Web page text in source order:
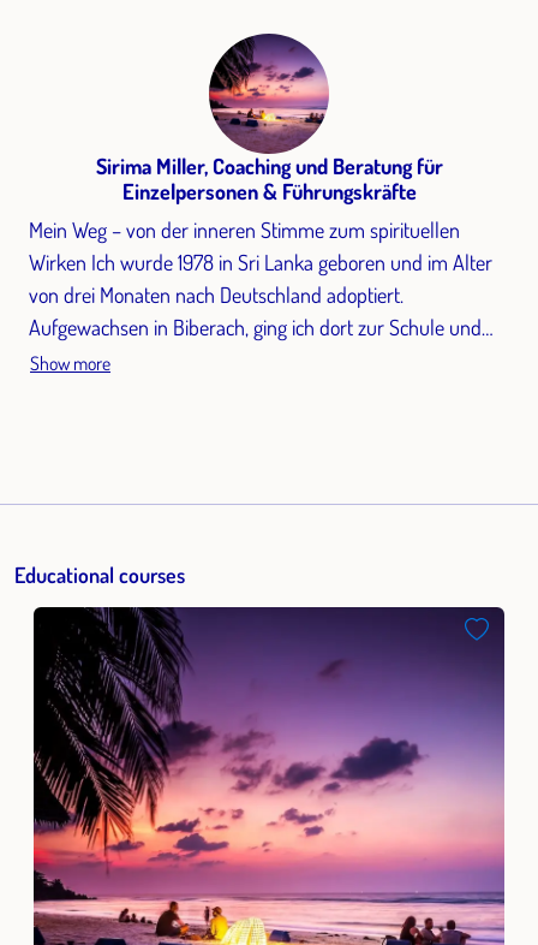
Sirima Miller, Coaching und Beratung für
Einzelpersonen & Führungskräfte
Mein Weg – von der inneren Stimme zum spirituellen
Wirken Ich wurde 1978 in Sri Lanka geboren und im Alter
von drei Monaten nach Deutschland adoptiert.
Aufgewachsen in Biberach, ging ich dort zur Schule und
absolvierte eine Ausbildung zur Jugend- und
Facetten, Herausforderungen und seiner Sehnsucht nach
Echtheit. Ich habe früh erkannt: Wirkliche Begleitung
beginnt immer bei mir selbst – mit innerer Klarheit, mit
Präsenz, mit einem sicheren Standpunkt. Und vor allem
mit dem tiefen Verständnis, dass wir niemanden retten
müssen. Sondern nur den Raum halten, in dem Heilung
geschehen darf. Meine Berufserfahrungen: Führungskräfte
Coaching im sozialen Bereich, seit 2003 Team Coaching
(freie Wirtschaft und sozialer Bereich), seit 2003
Pädagogisches Coaching in Teams, seit 2003
Psychologische Beratung, seit 2005 Einzelcoaching, Life
Show more
Educational courses